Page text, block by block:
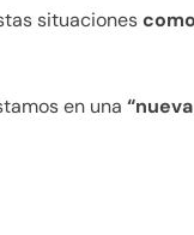
situaciones
en una